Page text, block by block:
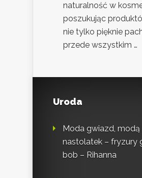
naturalność w
poszukując
nie tylko pięknie
przede wszystkim …
Uroda
Moda gwiazd, modą
nastolatek – fryzury
bob – Rihanna